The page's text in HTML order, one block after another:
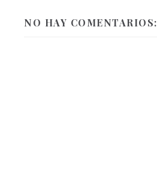
NO HAY COMENTARIOS: